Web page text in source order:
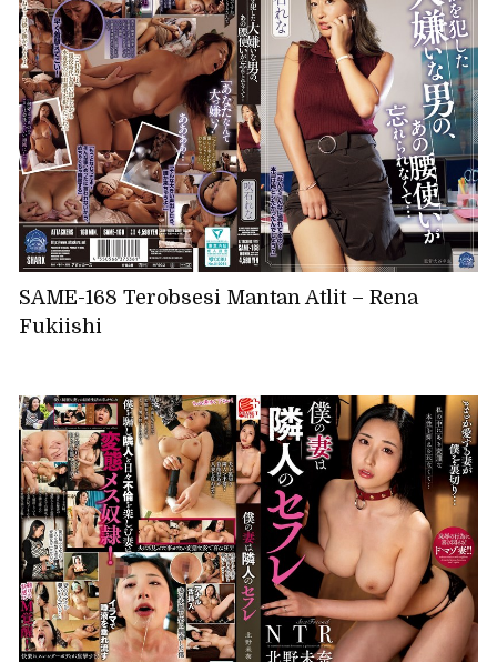
SAME-168 Terobsesi Mantan Atlit – Rena
Fukiishi